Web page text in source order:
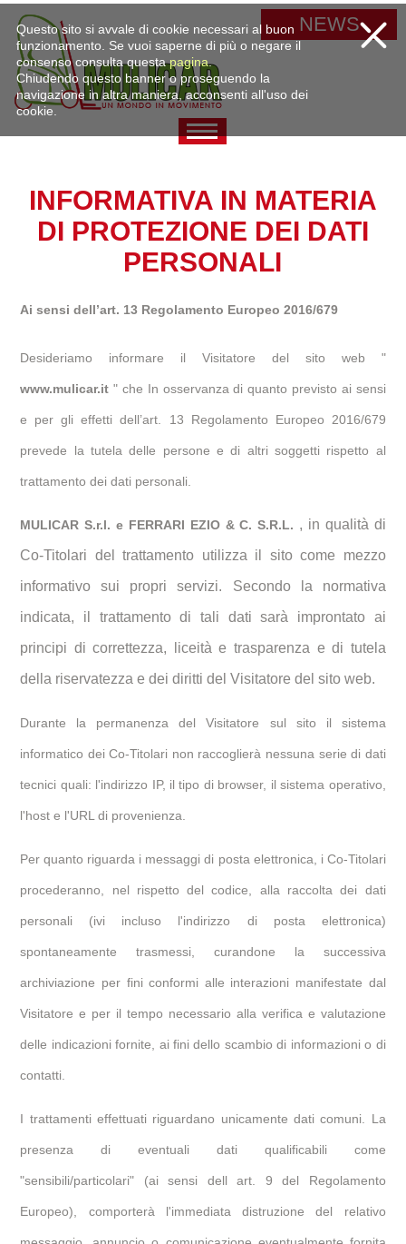
NEWS
Questo sito si avvale di cookie necessari al buon
funzionamento. Se vuoi saperne di più o negare il
consenso consulta questapagina.
Chiudendo questo banner o proseguendo la
navigazione in altra maniera, acconsenti all'uso dei
cookie.
INFORMATIVA IN MATERIA
DI PROTEZIONE DEI DATI
PERSONALI
Ai sensi dell’art. 13 Regolamento Europeo 2016/679
Desideriamo informare il Visitatore del sito web "
www.mulicar.it " che In osservanza di quanto previsto ai sensi
e per gli effetti dell’art. 13 Regolamento Europeo 2016/679
prevede la tutela delle persone e di altri soggetti rispetto al
trattamento dei dati personali.
MULICAR S.r.l. e FERRARI EZIO & C. S.R.L. , in qualità di
Co-Titolari del trattamento utilizza il sito come mezzo
informativo sui propri servizi. Secondo la normativa
indicata, il trattamento di tali dati sarà improntato ai
principi di correttezza, liceità e trasparenza e di tutela
della riservatezza e dei diritti del Visitatore del sito web.
Durante la permanenza del Visitatore sul sito il sistema
informatico dei Co-Titolari non raccoglierà nessuna serie di dati
tecnici quali: l'indirizzo IP, il tipo di browser, il sistema operativo,
l'host e l'URL di provenienza.
Per quanto riguarda i messaggi di posta elettronica, i Co-Titolari
procederanno, nel rispetto del codice, alla raccolta dei dati
personali (ivi incluso l'indirizzo di posta elettronica)
spontaneamente trasmessi, curandone la successiva
archiviazione per fini conformi alle interazioni manifestate dal
Visitatore e per il tempo necessario alla verifica e valutazione
delle indicazioni fornite, ai fini dello scambio di informazioni o di
contatti.
I trattamenti effettuati riguardano unicamente dati comuni. La
presenza di eventuali dati qualificabili come
"sensibili/particolari" (ai sensi dell art. 9 del Regolamento
Europeo), comporterà l'immediata distruzione del relativo